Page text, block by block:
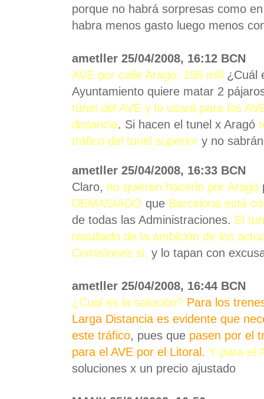
porque no habrá sorpresas como
habra menos gasto luego menos
ametller 25/04/2008, 16:12 BCN
AVE por calle Aragó: 158 mill
¿Cuál
Ayuntamiento quiere matar 2
túnel del AVE y lo usará para los
distancia. Si hacen el tunel x Aragó
tráfico del tunel superior y no
ametller 25/04/2008, 16:33 BCN
Claro, no quieren hacerlo por Aragó
DEMASIADO que Barcelona está
de todas las Administraciones. El
resultado de la ambición de los
Comisiones si, y lo tapan con
ametller 25/04/2008, 16:44 BCN
¿Cual es la solución? Para los
Larga Distancia es evidente que
este tráfico, pues que pasen por el
para el AVE por el Litoral. Y para el
soluciones x un precio ajustado